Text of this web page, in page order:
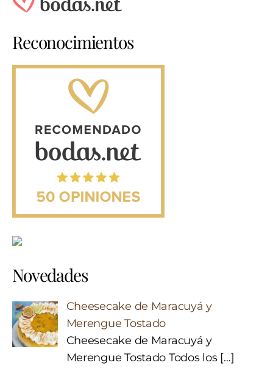
Reconocimientos
Novedades
Cheesecake de Maracuyá y
Merengue Tostado
Cheesecake de Maracuyá y
Merengue Tostado Todos los […]